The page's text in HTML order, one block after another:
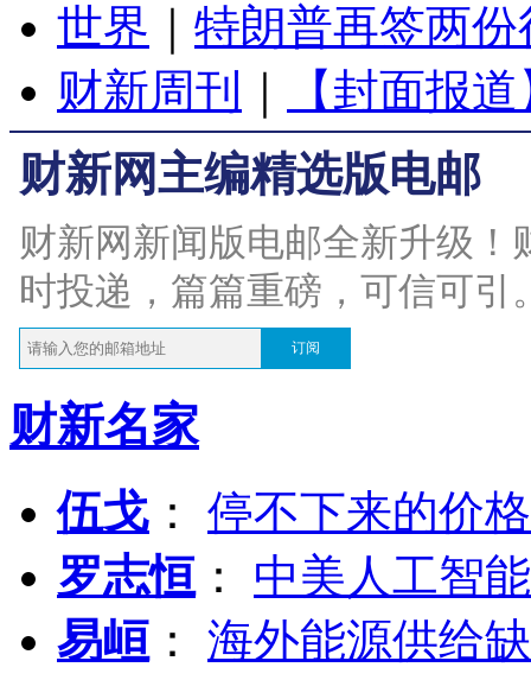
世界
特朗普再签两
财新周刊
【封面报
财新网主编精选版电邮
财新网新闻版电邮全新升级
时投递，篇篇重磅，可信可引
订阅
财新名家
伍戈 ： 停不下来的价
罗志恒 ： 中美人工智
易峘 ： 海外能源供给